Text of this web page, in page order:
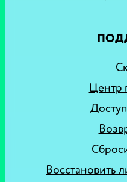
Центр
Восстановить